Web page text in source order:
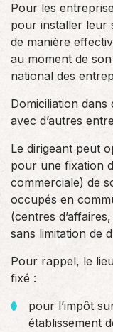
Pour les
pour installer leur
de manière
au moment de
national des
Domiciliation
avec d’autres
Le dirigeant peut
pour une fixation
commerciale) de
occupés en
(centres
sans limitation de
Pour rappel, le
fixé :
pour l’impôt
établissement